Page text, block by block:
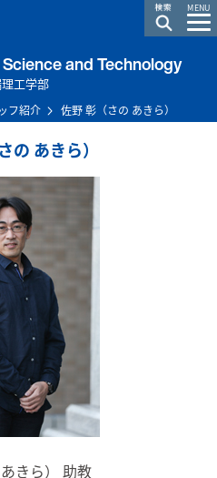
MENU
and Technology
工学部
フ紹介 佐野 彰（さの あきら）
の あきら）
きら） 助教